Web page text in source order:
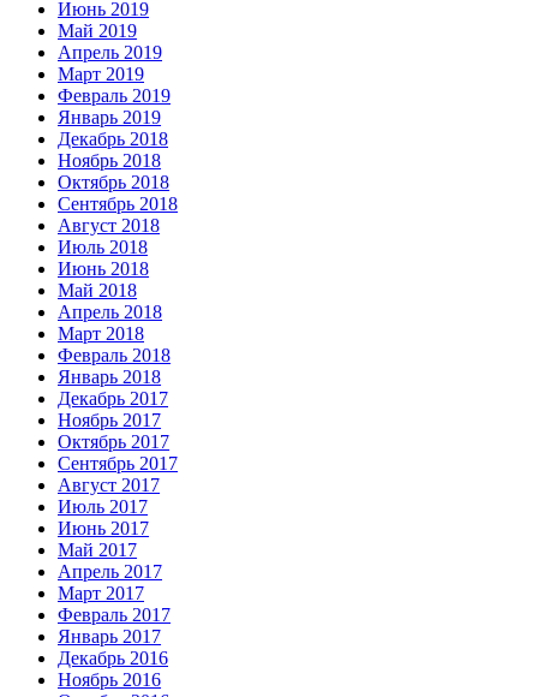
Июнь 2019
Май 2019
Апрель 2019
Март 2019
Февраль 2019
Январь 2019
Декабрь 2018
Ноябрь 2018
Октябрь 2018
Сентябрь 2018
Август 2018
Июль 2018
Июнь 2018
Май 2018
Апрель 2018
Март 2018
Февраль 2018
Январь 2018
Декабрь 2017
Ноябрь 2017
Октябрь 2017
Сентябрь 2017
Август 2017
Июль 2017
Июнь 2017
Май 2017
Апрель 2017
Март 2017
Февраль 2017
Январь 2017
Декабрь 2016
Ноябрь 2016